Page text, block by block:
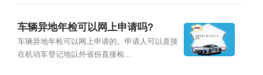
车辆异地年检可以网上申请吗?
车辆异地年检可以网上申请的。申请人可以直接
在机动车登记地以外省份直接检...